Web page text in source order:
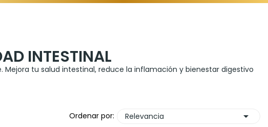
INTESTINAL
tu salud intestinal, reduce la inflamación y bienestar digestivo
Ordenar por: Relevancia 